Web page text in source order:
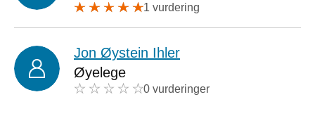
1 vurdering
Jon Øystein Ihler
Øyelege
0 vurderinger